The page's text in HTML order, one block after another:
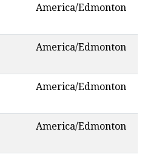
America/Edmonton
America/Edmonton
America/Edmonton
America/Edmonton